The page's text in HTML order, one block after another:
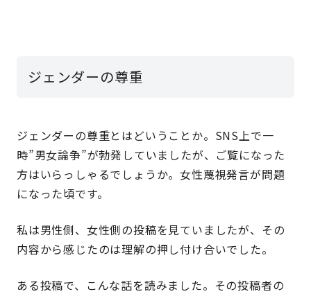
ジェンダーの尊重
ジェンダーの尊重とはどいうことか。SNS上で一
時”男女論争”が勃発していましたが、ご覧になった
方はいらっしゃるでしょうか。女性蔑視発言が問題
になった頃です。
私は男性側、女性側の投稿を見ていましたが、その
内容から感じたのは理解の押し付け合いでした。
ある投稿で、こんな話を読みました。その投稿者の